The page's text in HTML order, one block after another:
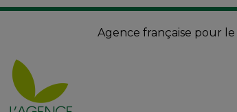
Agence française pour